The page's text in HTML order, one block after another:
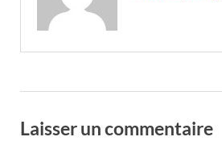
Laisser un commentaire